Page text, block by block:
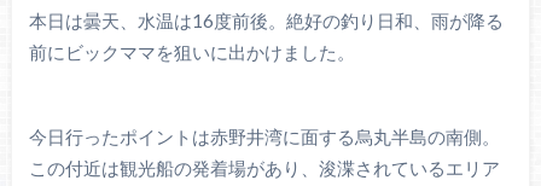
本日は曇天、水温は16度前後。絶好の釣り日和、雨が降る
前にビックママを狙いに出かけました。
今日行ったポイントは赤野井湾に面する烏丸半島の南側。
この付近は観光船の発着場があり、浚渫されているエリア